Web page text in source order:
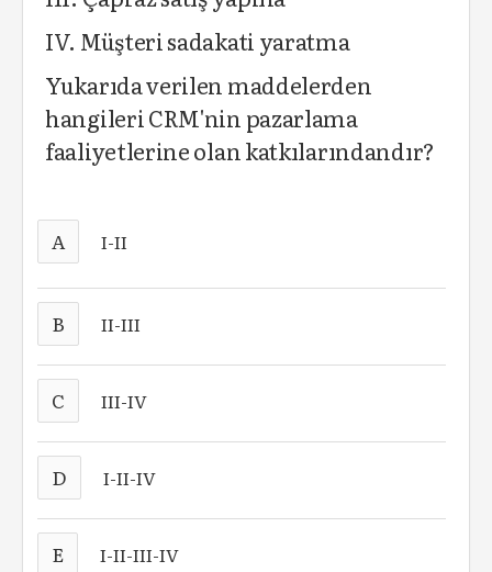
IV. Müşteri sadakati yaratma
Yukarıda verilen maddelerden
hangileri CRM'nin pazarlama
faaliyetlerine olan katkılarındandır?
A I-II
B II-III
C III-IV
D I-II-IV
E I-II-III-IV